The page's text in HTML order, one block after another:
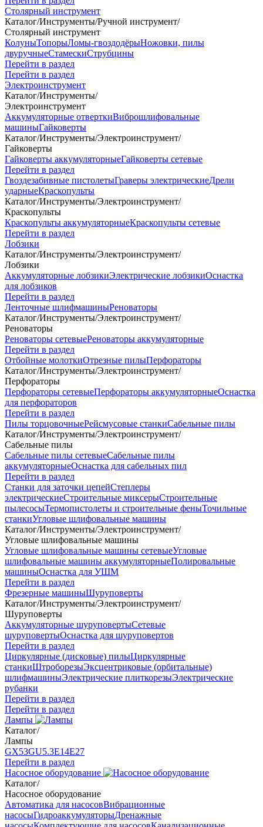
Столярный инструмент
Каталог/Инструменты/Ручной инструмент/
Столярный инструмент
КолуныТопорыЛомы-гвоздодёрыНожовки, пилы
двуручныеСтамескиСтрубцины
Перейти в раздел
Перейти в раздел
Электроинструмент
Каталог/Инструменты/
Электроинструмент
Аккумуляторные отверткиВиброшлифовальные
машиныГайковерты
Каталог/Инструменты/Электроинструмент/
Гайковерты
Гайковерты аккумуляторныеГайковерты сетевые
Перейти в раздел
Гвоздезабивные пистолетыГраверы электрическиеДрели
ударныеКраскопульты
Каталог/Инструменты/Электроинструмент/
Краскопульты
Краскопульты аккумуляторныеКраскопульты сетевые
Перейти в раздел
Лобзики
Каталог/Инструменты/Электроинструмент/
Лобзики
Аккумуляторные лобзикиЭлектрические лобзикиОснастка
для лобзиков
Перейти в раздел
Ленточные шлифмашиныРеноваторы
Каталог/Инструменты/Электроинструмент/
Реноваторы
Реноваторы сетевыеРеноваторы аккумуляторные
Перейти в раздел
Отбойные молоткиОтрезные пилыПерфораторы
Каталог/Инструменты/Электроинструмент/
Перфораторы
Перфораторы сетевыеПерфораторы аккумуляторныеОснастка
для перфораторов
Перейти в раздел
Пилы торцовочныеРейсмусовые станкиСабельные пилы
Каталог/Инструменты/Электроинструмент/
Сабельные пилы
Сабельные пилы сетевыеСабельные пилы
аккумуляторныеОснастка для сабельных пил
Перейти в раздел
Станки для заточки цепейСтеплеры
электрическиеСтроительные миксерыСтроительные
пылесосыТермопистолеты и строительные феныТочильные
станкиУгловые шлифовальные машины
Каталог/Инструменты/Электроинструмент/
Угловые шлифовальные машины
Угловые шлифовальные машины сетевыеУгловые
шлифовальные машины аккумуляторныеПолировальные
машиныОснастка для УШМ
Перейти в раздел
Фрезерные машиныШуруповерты
Каталог/Инструменты/Электроинструмент/
Шуруповерты
Аккумуляторные шуруповертыСетевые
шуруповертыОснастка для шуруповертов
Перейти в раздел
Циркулярные (дисковые) пилыЦиркулярные
станкиШтроборезыЭксцентриковые (орбитальные)
шлифмашиныЭлектрические плиткорезыЭлектрические
рубанки
Перейти в раздел
Перейти в раздел
Лампы
Каталог/
Лампы
GX53GU5.3Е14Е27
Перейти в раздел
Насосное оборудование
Каталог/
Насосное оборудование
Автоматика для насосовВибрационные
насосыГидроаккумуляторыДренажные